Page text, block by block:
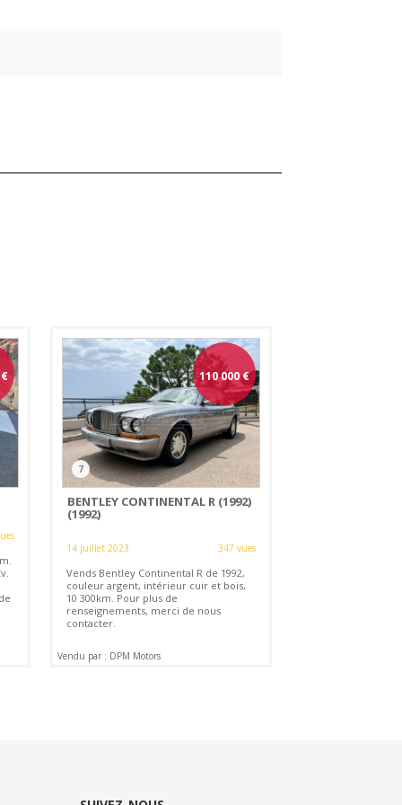
110 000€
7
BENTLEY CONTINENTAL R (1992)
(1992)
14 juillet 2023 347 vues
Vends Bentley Continental R de 1992,
couleur argent, intérieur cuir et bois,
10 300km. Pour plus de
renseignements, merci de nous
contacter.
Vendu par : DPM Motors